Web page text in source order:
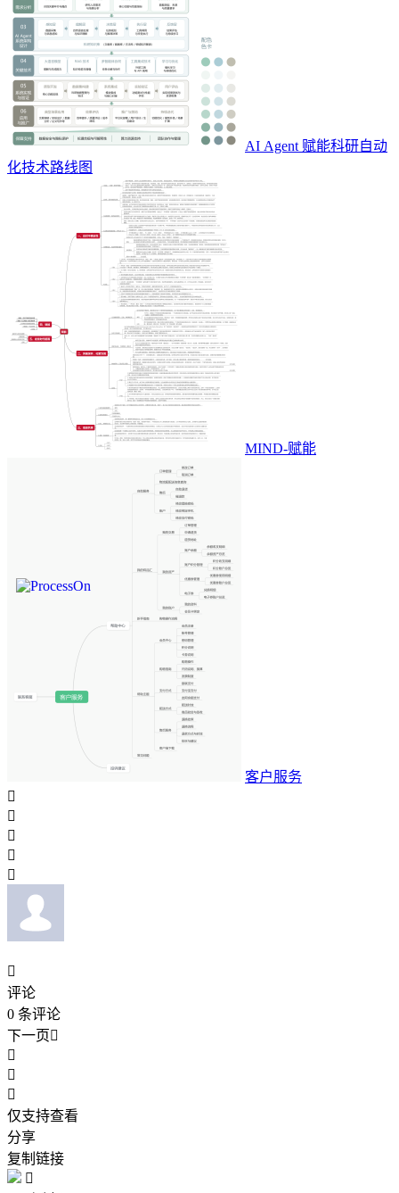
AI Agent 赋能科研自动
化技术路线图
MIND-赋能
客户服务






评论
0 条评论
下一页



仅支持查看
分享
复制链接
